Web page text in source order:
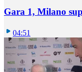
Gara 1, Milano
04:51